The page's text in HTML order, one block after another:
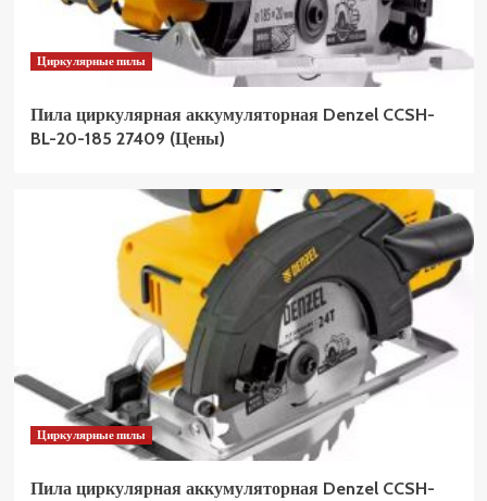
Циркулярные пилы
Пила циркулярная аккумуляторная Denzel CCSH-
BL-20-185 27409 (Цены)
Циркулярные пилы
Пила циркулярная аккумуляторная Denzel CCSH-